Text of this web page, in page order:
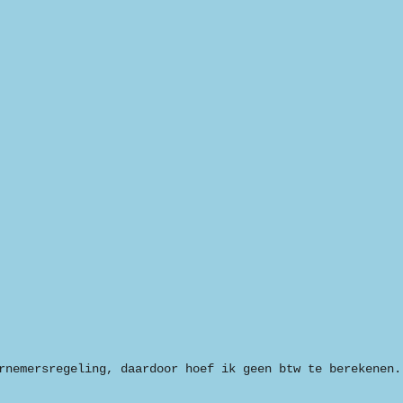
daardoor hoef ik geen btw te berekenen.